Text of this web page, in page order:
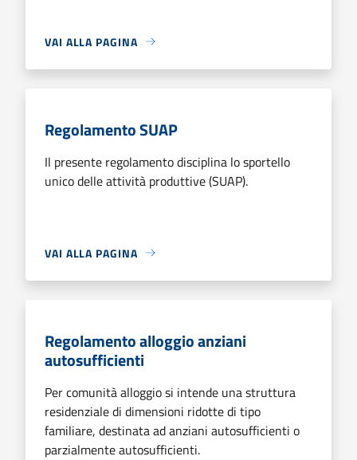
VAI ALLA PAGINA
Regolamento SUAP
Il presente regolamento disciplina lo sportello
unico delle attività produttive (SUAP).
VAI ALLA PAGINA
Regolamento alloggio anziani
autosufficienti
Per comunità alloggio si intende una struttura
residenziale di dimensioni ridotte di tipo
familiare, destinata ad anziani autosufficienti o
parzialmente autosufficienti.